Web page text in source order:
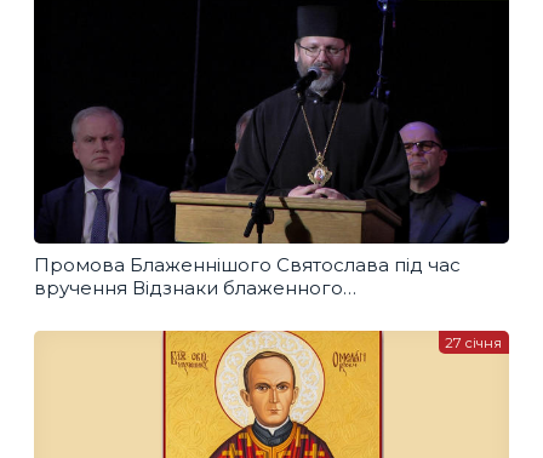
Промова Блаженнішого Святослава під час
вручення Відзнаки блаженного
27 січня